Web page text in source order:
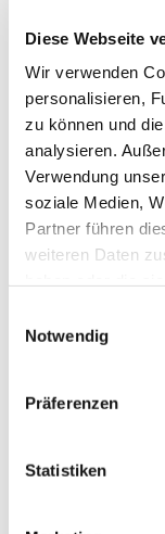
Diese Webseite
Wir verwenden
personalisieren,
zu können und
analysieren.
Verwendung
soziale Medien,
Partner führen
weiteren Daten
Notwendig
Präferenzen
Statistiken
Die
nächsten